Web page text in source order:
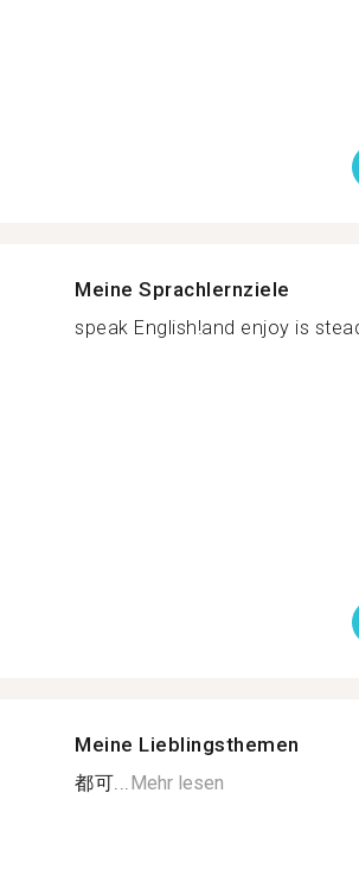
Meine Sprachlernziele
speak English!and enjoy is
Meine Lieblingsthemen
都可...Mehr lesen